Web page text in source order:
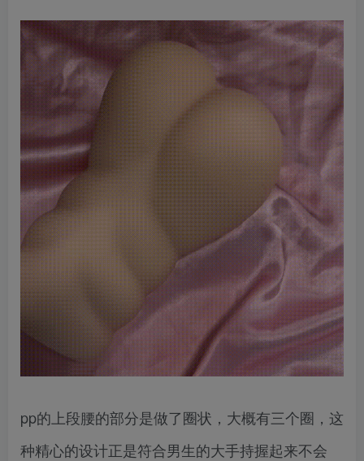
pp的上段腰的部分是做了圈状，大概有三个圈，这
种精心的设计正是符合男生的大手持握起来不会